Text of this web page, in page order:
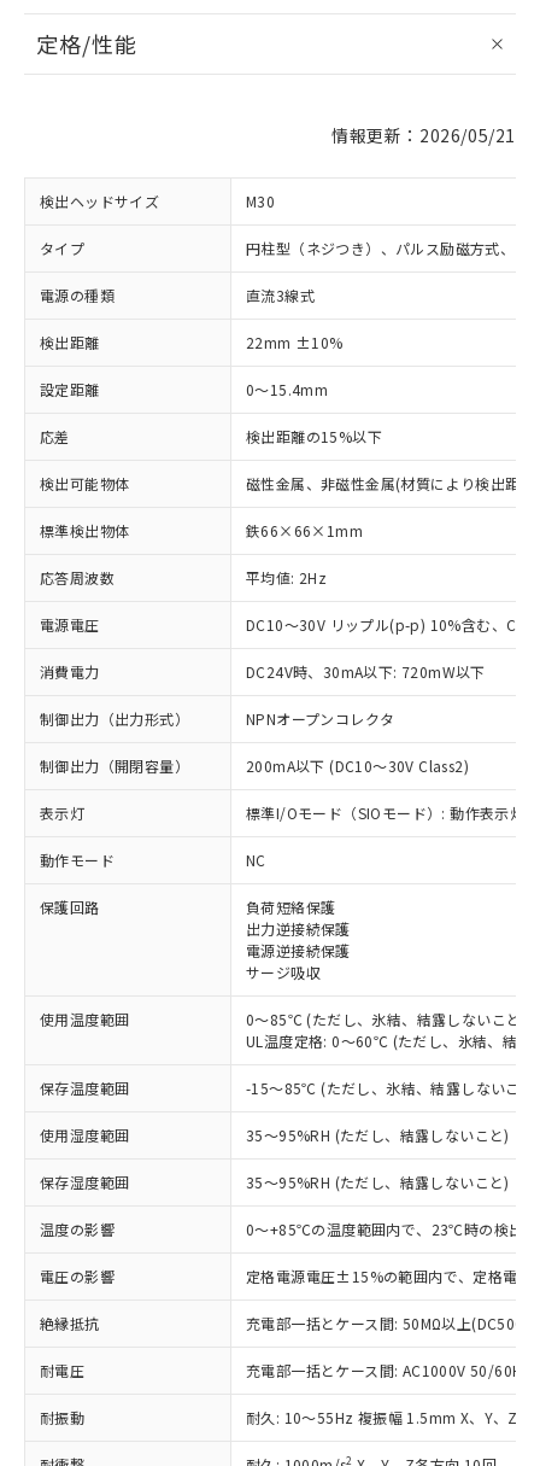
定格/性能
情報更新：2026/05/21
検出ヘッドサイズ M30
タイプ 円柱型（ネジつき）、パルス励磁方式、シ
電源の種類 直流3線式
検出距離 22mm ±10%
設定距離 0～15.4mm
応差 検出距離の15%以下
検出可能物体 磁性金属、非磁性金属(材質により検出距
標準検出物体 鉄66×66×1mm
応答周波数 平均値: 2Hz
電源電圧 DC10～30V リップル(p-p) 10%含む、
消費電力 DC24V時、30mA以下: 720mW以下
制御出力（出力形式） NPNオープンコレクタ
制御出力（開閉容量） 200mA以下 (DC10～30V Class2)
表示灯 標準I/Oモード（SIOモード）: 動作表示灯(
動作モード NC
保護回路
負荷短絡保護
出力逆接続保護
電源逆接続保護
サージ吸収
使用温度範囲
0～85℃ (ただし、氷結、結露しないこと)
UL温度定格: 0～60℃ (ただし、氷結、結露
保存温度範囲 -15～85℃ (ただし、氷結、結露しないこと)
使用湿度範囲 35～95%RH (ただし、結露しないこと)
保存湿度範囲 35～95%RH (ただし、結露しないこと)
温度の影響 0～+85℃の温度範囲内で、23℃時の検出
電圧の影響 定格電源電圧±15%の範囲内で、定格電
絶縁抵抗 充電部一括とケース間: 50MΩ以上(DC500V
耐電圧 充電部一括とケース間: AC1000V 50/60Hz
耐振動 耐久: 10～55Hz 複振幅 1.5mm X、Y、Z各
2
ご利用条件
以下の条件をお読みいただき、同意のうえ
ご利用ください。
本サービスは、当社制御機器事業取扱
商品の当社在庫状況および標準価格
(税抜)を提供させていただくもので
当社制御機器事業取扱商品の中には、
本サービスの対象外となる商品もある
ことをご了承ください。
在庫状況および標準価格照会結果は、
記載している更新日時点での社内デー
タに基づき作成されるものであり、閲
覧された時点での実際の在庫および標
※1 対応状況
対応済み：EU RoHS指令（10物質）の
非含有に対応した製品が提供可能な商品で
対応予定：EU RoHS指令（10物質）の非含
有に対応した製品に切り替える予定のある
商品です。
対応予定なし：EU RoHS指令（10物質）の
非含有に非対応の商品で、対応品を出す予
定はありません。
調査・確認中：EU RoHS指令（10物質）の
非含有の対応状況を調査中または確認中の
商品です。
非該当品：ライセンス料など無形物で、有
害物質有無と関係のない商品です。
いたものが、含有品と判明した場合などや
むを得ず変更することがあります。
*EU RoHS指令（10物質）：
鉛(Pb) 1000ppm以下、 水銀(Hg) 1000ppm以下、 カド
ミウム(Cd) 100ppm以下、
※1 中国RoHS○×表
「○」：最大均質材料含有率が中国RoHSの
基準値以下であることを示します。
「×」：最大均質材料含有率が中国RoHSの
基準値を超えていることを示します。
い合わせください。
為替および外国貿易法に定める商品
（以下｢規制貨物等」という）を輸出
または国外への提供する場合は、日本
国政府の輸出許可(または役務取引許